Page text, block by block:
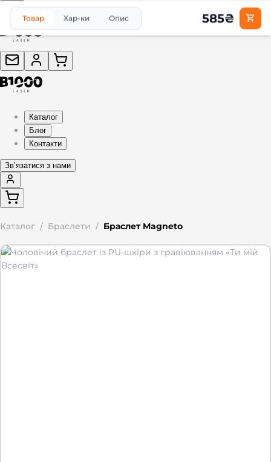
Каталог
Блог
Контакти
Звʼязатися з нами
Каталог / Браслети / Браслет Magneto
Товар Хар-ки Опис 585₴